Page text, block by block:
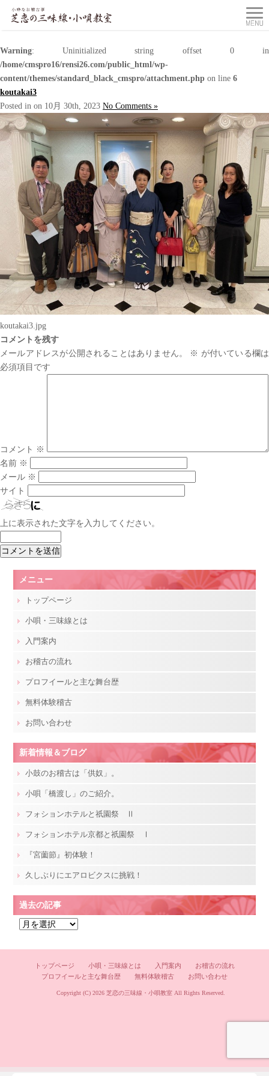
Warning: Uninitialized string offset 0 in
/home/cmspro16/rensi26.com/public_html/wp-
content/themes/standard_black_cmspro/attachment.php on line 6
koutakai3
Posted in on 10月 30th, 2023 No Comments »
koutakai3.jpg
コメントを残す
メールアドレスが公開されることはありません。
※ が付いている欄は
必須項目です
コメント ※
名前 ※
メール ※
サイト
上に表示された文字を入力してください。
メニュー
トップページ
小唄・三味線とは
入門案内
お稽古の流れ
プロフイールと主な舞台歴
無料体験稽古
お問い合わせ
新着情報＆ブログ
小鼓のお稽古は「供奴」。
小唄「橋渡し」のご紹介。
フォションホテルと祇園祭 Ⅱ
フォションホテル京都と祇園祭 Ⅰ
『宮薗節』初体験！
久しぶりにエアロビクスに挑戦！
過去の記事
の
トップページ 小唄・三味線とは 入門案内
お稽古の流れ
プロフイールと主な舞台歴
無料体験稽古 お問い合わせ
Copyright (C) 2026 芝恋の三味線・小唄教室All Rights Reserved.